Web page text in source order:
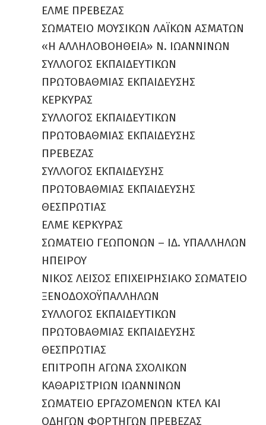
ΕΛΜΕ ΠΡΕΒΕΖΑΣ
ΣΩΜΑΤΕΙΟ ΜΟΥΣΙΚΩΝ ΛΑΪΚΩΝ ΑΣΜΑΤΩΝ
«Η ΑΛΛΗΛΟΒΟΗΘΕΙΑ» Ν. ΙΩΑΝΝΙΝΩΝ
ΣΥΛΛΟΓΟΣ ΕΚΠΑΙΔΕΥΤΙΚΩΝ
ΠΡΩΤΟΒΑΘΜΙΑΣ ΕΚΠΑΙΔΕΥΣΗΣ
ΚΕΡΚΥΡΑΣ
ΣΥΛΛΟΓΟΣ ΕΚΠΑΙΔΕΥΤΙΚΩΝ
ΠΡΩΤΟΒΑΘΜΙΑΣ ΕΚΠΑΙΔΕΥΣΗΣ
ΠΡΕΒΕΖΑΣ
ΣΥΛΛΟΓΟΣ ΕΚΠΑΙΔΕΥΣΗΣ
ΠΡΩΤΟΒΑΘΜΙΑΣ ΕΚΠΑΙΔΕΥΣΗΣ
ΘΕΣΠΡΩΤΙΑΣ
ΕΛΜΕ ΚΕΡΚΥΡΑΣ
ΣΩΜΑΤΕΙΟ ΓΕΩΠΟΝΩΝ – ΙΔ. ΥΠΑΛΛΗΛΩΝ
ΗΠΕΙΡΟΥ
ΝΙΚΟΣ ΛΕΙΣΟΣ ΕΠΙΧΕΙΡΗΣΙΑΚΟ ΣΩΜΑΤΕΙΟ
ΞΕΝΟΔΟΧΟΫΠΑΛΛΗΛΩΝ
ΣΥΛΛΟΓΟΣ ΕΚΠΑΙΔΕΥΤΙΚΩΝ
ΠΡΩΤΟΒΑΘΜΙΑΣ ΕΚΠΑΙΔΕΥΣΗΣ
ΘΕΣΠΡΩΤΙΑΣ
ΕΠΙΤΡΟΠΗ ΑΓΩΝΑ ΣΧΟΛΙΚΩΝ
ΚΑΘΑΡΙΣΤΡΙΩΝ ΙΩΑΝΝΙΝΩΝ
ΣΩΜΑΤΕΙΟ ΕΡΓΑΖΟΜΕΝΩΝ ΚΤΕΛ ΚΑΙ
ΟΔΗΓΩΝ ΦΟΡΤΗΓΩΝ ΠΡΕΒΕΖΑΣ